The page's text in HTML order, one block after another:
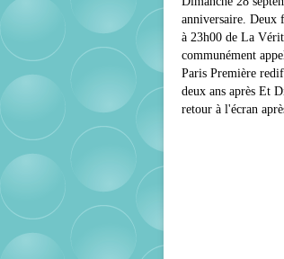
anniversaire. Deux
à 23h00 de La
communément
Paris Première
deux ans après Et
retour à l'écran